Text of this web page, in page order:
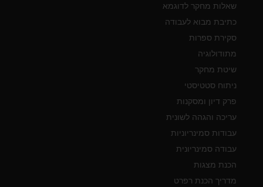
שאלות מחקר לדוגמא
כתיבת מבוא לעבודה
סקירת ספרות
מתודולוגיה
שיטת מחקר
ניתוח סטטיסטי
פרק דיון ומסקנות
עריכה והגהה לשונית
עבודות סמינריוניות
עבודה סמינריונית
הכנת מצגות
מדריך הכנת רפרט